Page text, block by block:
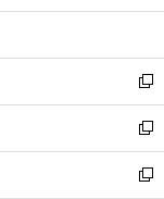
開
ウ
開
く
ン
ウ
で
開
く
ウ
ン
ド
ウ
で
開
く
新
し
い
ウ
ィ
新
し
い
新